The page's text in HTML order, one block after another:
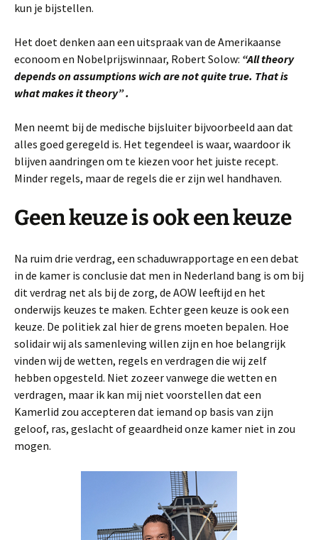
kun je bijstellen.
Het doet denken aan een uitspraak van de Amerikaanse
econoom en Nobelprijswinnaar, Robert Solow: “All theory
depends on assumptions wich are not quite true. That is
what makes it theory” .
Men neemt bij de medische bijsluiter bijvoorbeeld aan dat
alles goed geregeld is. Het tegendeel is waar, waardoor ik
blijven aandringen om te kiezen voor het juiste recept.
Minder regels, maar de regels die er zijn wel handhaven.
Geen keuze is ook een keuze
Na ruim drie verdrag, een schaduwrapportage en een debat
in de kamer is conclusie dat men in Nederland bang is om bij
dit verdrag net als bij de zorg, de AOW leeftijd en het
onderwijs keuzes te maken. Echter geen keuze is ook een
keuze. De politiek zal hier de grens moeten bepalen. Hoe
solidair wij als samenleving willen zijn en hoe belangrijk
vinden wij de wetten, regels en verdragen die wij zelf
hebben opgesteld. Niet zozeer vanwege die wetten en
verdragen, maar ik kan mij niet voorstellen dat een
Kamerlid zou accepteren dat iemand op basis van zijn
geloof, ras, geslacht of geaardheid onze kamer niet in zou
mogen.